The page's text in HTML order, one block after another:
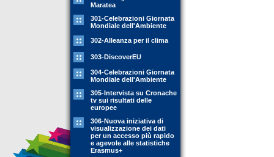
Maratea
301-Celebrazioni Giornata
Mondiale dell'Ambiente
302-Alleanza per il clima
303-DiscoverEU
304-Celebrazioni Giornata
Mondiale dell'Ambiente
305-Intervista su Cronache
tv sui risultati delle
europee
306-Nuova iniziativa di
visualizzazione dei dati
per un accesso più rapido
e agevole alle statistiche
Erasmus+